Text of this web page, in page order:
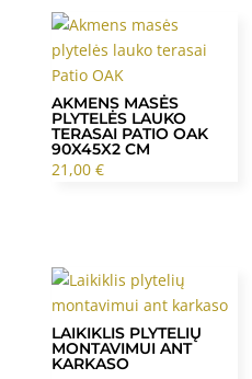
AKMENS MASĖS
PLYTELĖS LAUKO
TERASAI PATIO OAK
90X45X2 CM
21,00 €
LAIKIKLIS PLYTELIŲ
MONTAVIMUI ANT
KARKASO